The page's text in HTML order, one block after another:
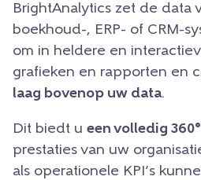
BrightAnalytics zet de data
boekhoud-, ERP- of CRM-
om in heldere en
grafieken en rapporten en
laag bovenop uw data.
Dit biedt u een volledig
prestaties van uw
als operationele KPI’s